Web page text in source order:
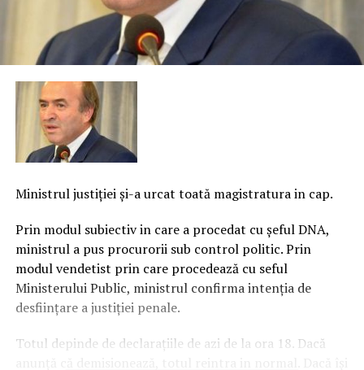
Ministrul justiţiei şi-a urcat toată magistratura in cap.
Prin modul subiectiv in care a procedat cu şeful DNA,
ministrul a pus procurorii sub control politic.Prin
modul vendetist prin care procedează cu seful
Ministerului Public, ministrul confirma intenţia de
desfiinţare a justiţiei penale.
Totul depinde de declaraţiile de azi de la ora 18. Dacă